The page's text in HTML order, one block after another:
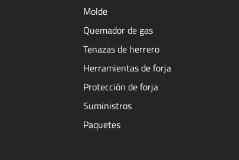
Molde
Quemador de gas
Tenazas de herrero
Herramientas de forja
Protección de forja
Suministros
Paquetes